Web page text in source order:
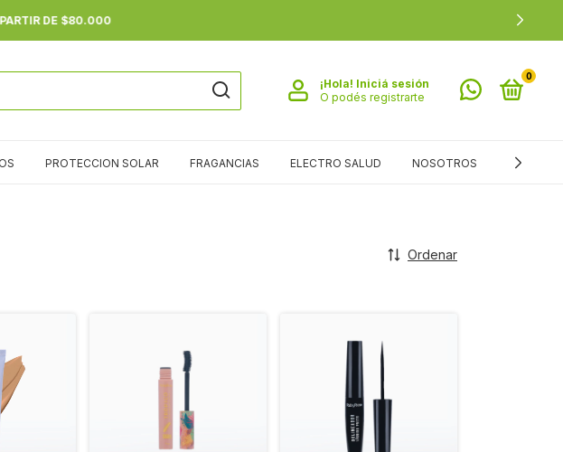
DE $80.000
¡Hola! Iniciá sesión
O podés registrarte
0
PROTECCION SOLAR FRAGANCIAS ELECTRO SALUD NOSOTROS SALUD
Ordenar